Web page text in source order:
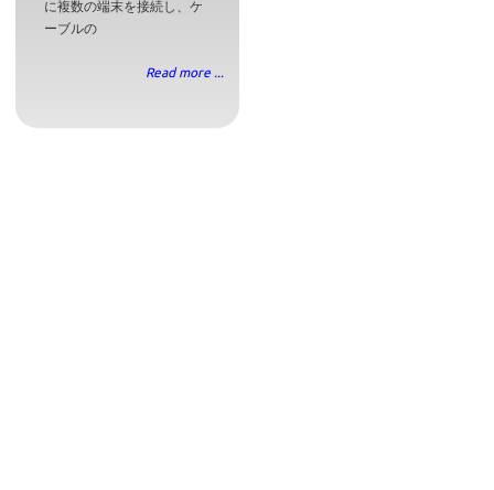
に複数の端末を接続し、ケ
ーブルの
Read more ...